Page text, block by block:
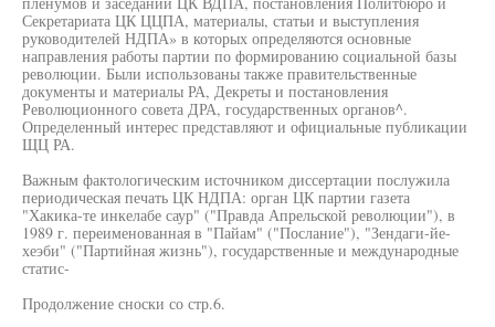
Секретариата ЦК ЦЦПА, материалы, статьи и выступления
руководителей НДПА» в которых определяются основные
направления работы партии по формированию социальной базы
революции. Были использованы также правительственные
документы и материалы РА, Декреты и постановления
Революционного совета ДРА, государственных органов^.
Определенный интерес представляют и официальные публикации
ЩЦ РА.
Важным фактологическим источником диссертации послужила
периодическая печать ЦК НДПА: орган ЦК партии газета
"Хакика-те инкелабе саур" ("Правда Апрельской революции"), в
1989 г. переименованная в "Пайам" ("Послание"), "Зендаги-йе-
хеэби" ("Партийная жизнь"), государственные и международные
статис-
Продолжение сноски со стр.6.